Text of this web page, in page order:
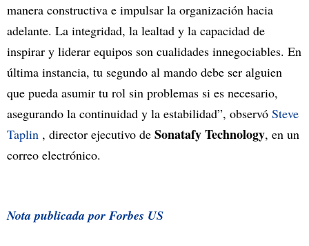
manera constructiva e impulsar la organización hacia
adelante. La integridad, la lealtad y la capacidad de
inspirar y liderar equipos son cualidades innegociables. En
última instancia, tu segundo al mando debe ser alguien
que pueda asumir tu rol sin problemas si es necesario,
asegurando la continuidad y la estabilidad”, observó Steve
Taplin , director ejecutivo de Sonatafy Technology, en un
correo electrónico.
Nota publicada por Forbes US